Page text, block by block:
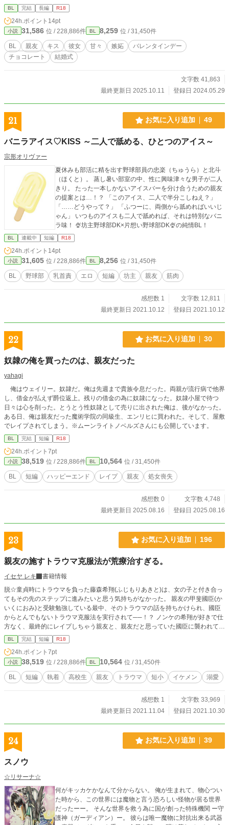
事になった弘哉。ある日、寝ているところを義直にキスされ…。 第二話 「オレ
は、どうやら親友の事を好きになったみたいだ」 エッチな関係になった弘哉と
義直。だが、弘哉には義直への気持ちがいまいちわからなかった。そんな時、義
直が年上の男性と…。 第三話 「恋人は、どうやらオレの元カノに嫉妬している
らしい」 ラブラブな二人の前に、弘哉の元カノが現れ…。 第四話 「どうやらオ
レは、恋人を傷つけてしまったらしい」 友人の浩介の言葉に、バレたらどうし
ようと不安になる弘哉。その事で義直を傷つけてしまい…。 第五話 「どうやら
時代の友人・野々川一諒からしばらく泊めてくれと頼まれる。弘哉と義直は、単
なる友達を演じなくてはならなくて…。 一人で寝る寂しさに、弘哉は…。 第七
話 「どうやらオレは恋人と離れたくないらしい」 大学を卒業し、新しいマンシ
ョンに引っ越した義直と弘哉。ラブラブな日々を送る2人を、弘哉の兄である雅
人が疑いの眼差しを向けてきて…。
BL 完結 長編 R18
24h.ポイント 14pt
小説 31,586 位 / 228,886件 BL 8,259 位 / 31,450件
BL 親友 キス 彼女 甘々 嫉妬
バレンタインデー
チョコレート
結婚式
文字数 41,863
最終更新日 2025.10.11
登録日 2024.05.29
21 お気に入り追加 49
バニラアイス♡KISS ～二人で舐める、ひとつのアイス～
宗形オリヴァー
夏休みも部活に精を出す野球部員の忠楽（ちゅうら）と北斗
（ほくと）。 蒸し暑い部室の中、性に興味津々な男子が二人
きり。 たった一本しかないアイスバーを分け合うための親友
の提案とは…！？ 「このアイス、二人で半分こしねえ？」
「……どうやって？」 「ふつーに、両側から舐めればいいじ
ゃん」 いつものアイスも二人で舐めれば、それは特別なバニ
ラ味！ 🍨坊主野球部DK×片想い野球部DK🍨の純情BL！
BL 連載中 短編 R18
24h.ポイント 14pt
小説 31,605 位 / 228,886件 BL 8,256 位 / 31,450件
BL 野球部 乳首責 エロ 短編 坊主 親友 筋肉
感想数 1
文字数 12,811
最終更新日 2021.10.12
登録日 2021.10.12
22 お気に入り追加 30
奴隷の俺を買ったのは、親友だった
yahagi
俺はウェイリー。奴隷だ。俺は先週まで貴族令息だった。両親が流行病で他界
し、借金が払えず爵位返上。残りの借金の為に奴隷になった。奴隷小屋で待つ
日々は心を削った。とうとう性奴隷として売りに出された俺は、後がなかった。
ある日、俺は親友だった魔術学院の同級生、エンリヒに買われた。そして、屋敷
でレイプされてしまう。※ムーンライトノベルズさんにも公開しています。
BL 完結 短編 R18
24h.ポイント 7pt
小説 38,519 位 / 228,886件 BL 10,564 位 / 31,450件
BL 短編 ハッピーエンド レイプ 親友 処女喪失
感想数 0
文字数 4,748
最終更新日 2025.08.16
登録日 2025.08.16
23 お気に入り追加 196
親友の施すトラウマ克服法が荒療治すぎる。
イセヤ レキ
書籍情報
脱☆童貞時にトラウマを負った藤森希翔(ふじもりあきと)は、女の子と付き合っ
てもその先のステップに進みたいと思う気持ちがなかった。 親友の甲斐國臣(か
いくにおみ)と受験勉強している最中、そのトラウマの話を持ちかけられ、國臣
からとんでもないトラウマ克服法を実行されて──！？ ノンケの希翔が好きで仕
方なく、最終的にレイプしちゃう親友と、親友だと思っていた國臣に襲われて一
度絶交するも、結局離れられずに絆される主人公のお話。 ※攻めによるフェラ
BL 完結 短編 R18
24h.ポイント 7pt
小説 38,519 位 / 228,886件 BL 10,564 位 / 31,450件
BL 短編 執着 高校生 親友 トラウマ 短小 イケメン 溺愛
感想数 1
文字数 33,969
最終更新日 2021.11.04
登録日 2021.10.30
24 お気に入り追加 39
スノウ
☆リサーナ☆
何がキッカケかなんて分からない。 俺が生まれて、物心つい
た時から、この世界には魔物と言う恐ろしい怪物が居る世界
だったーー。 そんな世界を救う為に国が創った特殊機関 ー守
護神（ガーディアン）ー。 彼らは唯一魔物に対抗出来る武器